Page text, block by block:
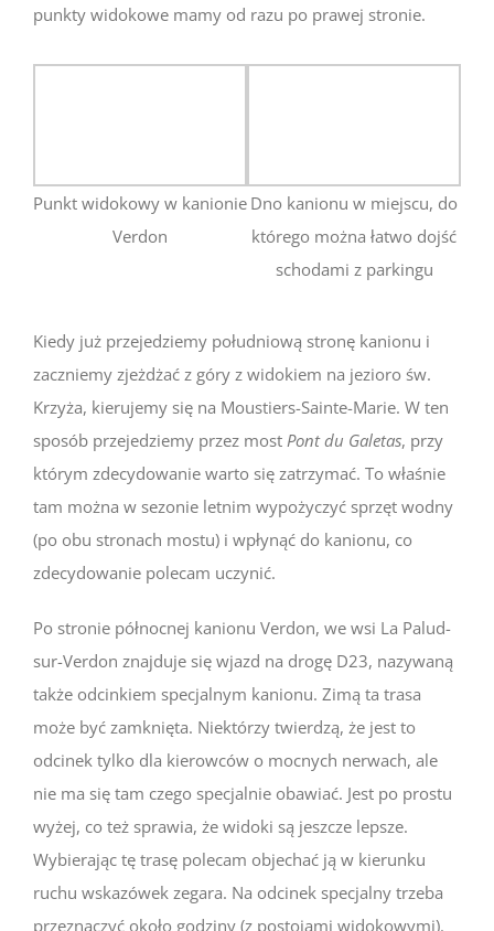
punkty widokowe mamy od razu po prawej stronie.
Punkt widokowy w kanionie
Verdon
Dno kanionu w miejscu, do
którego można łatwo dojść
schodami z parkingu
Kiedy już przejedziemy południową stronę kanionu i
zaczniemy zjeżdżać z góry z widokiem na jezioro św.
Krzyża, kierujemy się na Moustiers-Sainte-Marie. W ten
sposób przejedziemy przez most Pont du Galetas, przy
którym zdecydowanie warto się zatrzymać. To właśnie
tam można w sezonie letnim wypożyczyć sprzęt wodny
(po obu stronach mostu) i wpłynąć do kanionu, co
zdecydowanie polecam uczynić.
Po stronie północnej kanionu Verdon, we wsi La Palud-
sur-Verdon znajduje się wjazd na drogę D23, nazywaną
także odcinkiem specjalnym kanionu. Zimą ta trasa
może być zamknięta. Niektórzy twierdzą, że jest to
odcinek tylko dla kierowców o mocnych nerwach, ale
nie ma się tam czego specjalnie obawiać. Jest po prostu
wyżej, co też sprawia, że widoki są jeszcze lepsze.
Wybierając tę trasę polecam objechać ją w kierunku
ruchu wskazówek zegara. Na odcinek specjalny trzeba
przeznaczyć około godziny (z postojami widokowymi).